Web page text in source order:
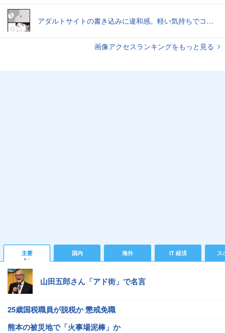
アダルトサイトの書き込みに違和感。軽い気持ちでコメントしてみると…／近畿地方のある場所について（1）
画像アクセスランキングをもっと見る
主要 国内 海外 IT 経済 ス
山田五郎さん「アド街」で名言
25歳国税職員が脱税か 懲戒免職
熊本の被災地で「火事場泥棒」か